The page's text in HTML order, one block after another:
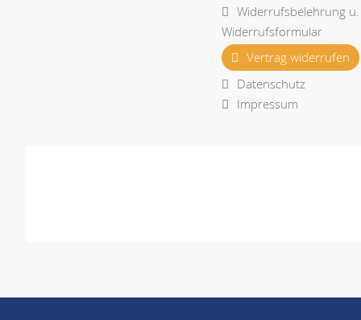
Widerrufsbelehrung u.
Widerrufsformular
Vertrag widerrufen
Datenschutz
Impressum